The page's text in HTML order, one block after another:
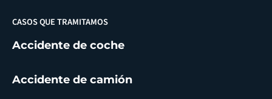
CASOS QUE TRAMITAMOS
Accidente de coche
Accidente de camión